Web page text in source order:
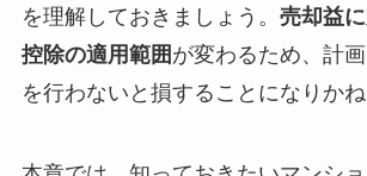
を理解しておきましょう。 売却益
控除の適用範囲 が変わるため、計
を行わないと損することになりかね